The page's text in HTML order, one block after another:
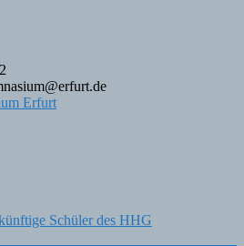
Schüler des HHG